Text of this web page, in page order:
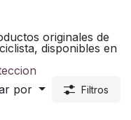
originales de
disponibles en
por
Filtros